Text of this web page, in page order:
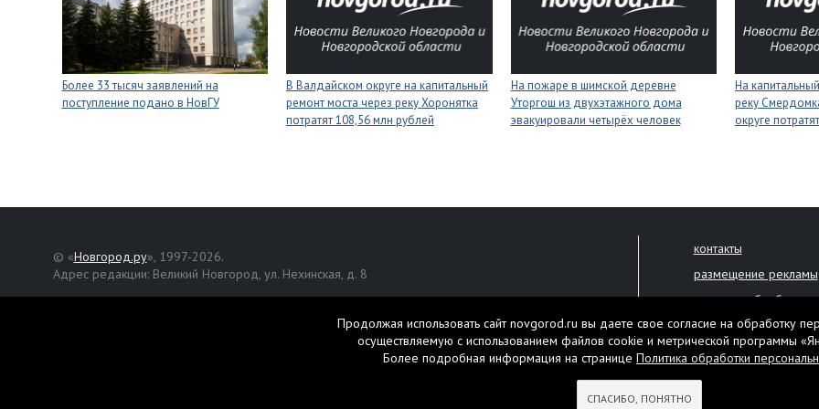
Более 33 тысяч заявлений на
поступление подано в НовГУ
В Валдайском округе на капитальный
ремонт моста через реку Хоронятка
потратят 108,56 млн рублей
На пожаре в шимской деревне
Уторгош из двухэтажного дома
эвакуировали четырёх человек
На
реку
округе
© «Новгород.ру», 1997-2026.
Адрес редакции: Великий Новгород, ул. Нехинская, д. 8
, публикуются на правах рекламы.
контакты
размещение рекламы
политика обработки
Настоящий ресурс
Нашли ошибку?
Продолжая использовать сайт novgorod.ru вы даете свое согласие на обработку
осуществляемую с использованием файлов cookie и метрической программы
Более подробная информация на странице Политика обработки
СПАСИБО, ПОНЯТНО